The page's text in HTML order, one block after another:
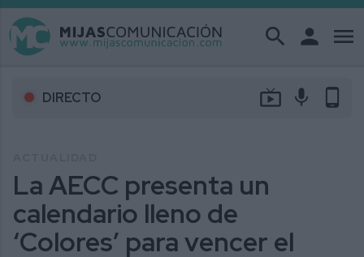
search person menu
DIRECTO live_tv mic phone_android
La AECC presenta un
calendario lleno de
‘Colores’ para vencer el